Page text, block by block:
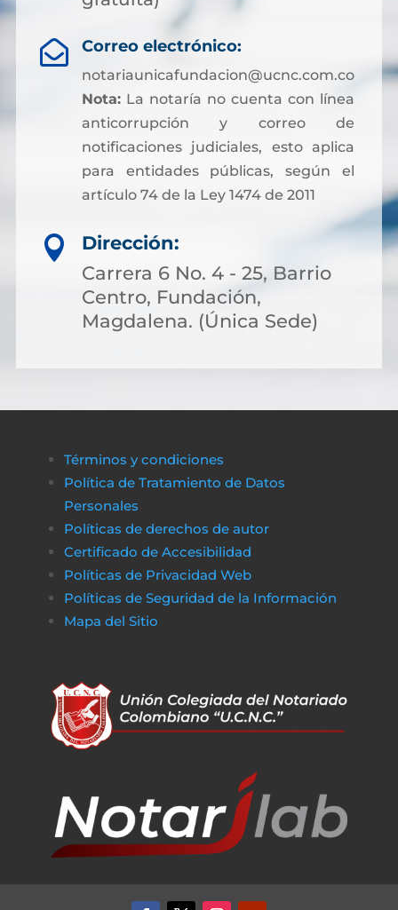
 Correo electrónico:
notariaunicafundacion@ucnc.com.co
Nota:La notaría no cuenta con línea
anticorrupción y correo de
notificaciones judiciales, esto aplica
para entidades públicas, según el
artículo 74 de la Ley 1474 de 2011

Dirección:
Carrera 6 No. 4 - 25, Barrio
Centro, Fundación,
Magdalena. (Única Sede)
Términos y condiciones
Política de Tratamiento de Datos
Personales
Políticas de derechos de autor
Certificado de Accesibilidad
Políticas de Privacidad Web
Políticas de Seguridad de la Información
Mapa del Sitio